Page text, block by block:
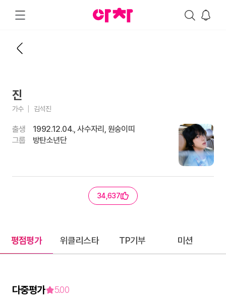
진
가수 김석진
출생
1992.12.04., 사수자리, 원숭이띠
그룹
방탄소년단
34,637
평점평가 위클리스타 TP기부 미션
다중평가 5.00